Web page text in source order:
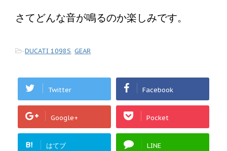
さてどんな音が鳴るのか楽しみです。
-DUCATI 1098S, GEAR
Twitter Facebook
Google+ Pocket
B! はてブ LINE